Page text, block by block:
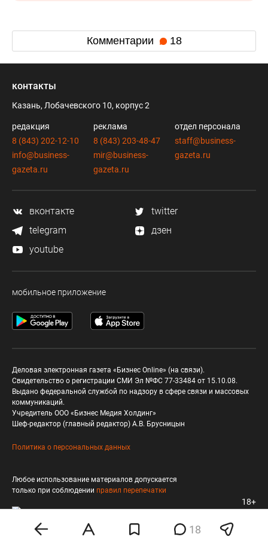
Комментарии 18
18
контакты
Казань, Лобачевского 10, корпус 2
редакция
8 (843) 202-12-10
info@business-
gazeta.ru
реклама
8 (843) 203-48-47
mir@business-
gazeta.ru
отдел персонала
staff@business-
gazeta.ru
вконтакте
twitter
telegram
дзен
youtube
мобильное приложение
Деловая электронная газета «Бизнес Online» (на связи).
Свидетельство о регистрации СМИ Эл №ФС 77-33484 от 15.10.08.
Выдано федеральной службой по надзору в сфере связи и массовых
коммуникаций.
Учредитель ООО «Бизнес Медия Холдинг»
Шеф-редактор (главный редактор) А.В. Брусницын
Политика о персональных данных
Любое использование материалов допускается
только при соблюдении правил перепечатки
18+